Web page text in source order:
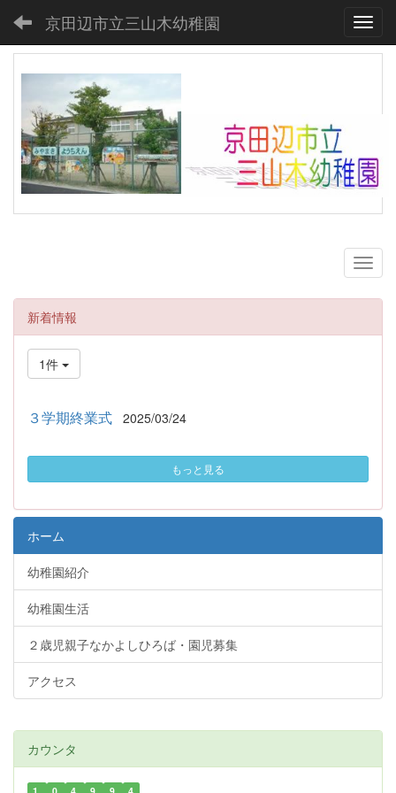
京田辺市立三山木幼稚園
新着情報
1件
３学期終業式 2025/03/24
もっと見る
ホーム
幼稚園紹介
幼稚園生活
２歳児親子なかよしひろば・園児募集
アクセス
カウンタ